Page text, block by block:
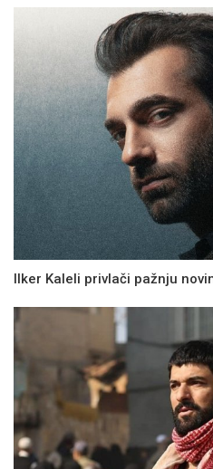
Ilker Kaleli privlači pažnju